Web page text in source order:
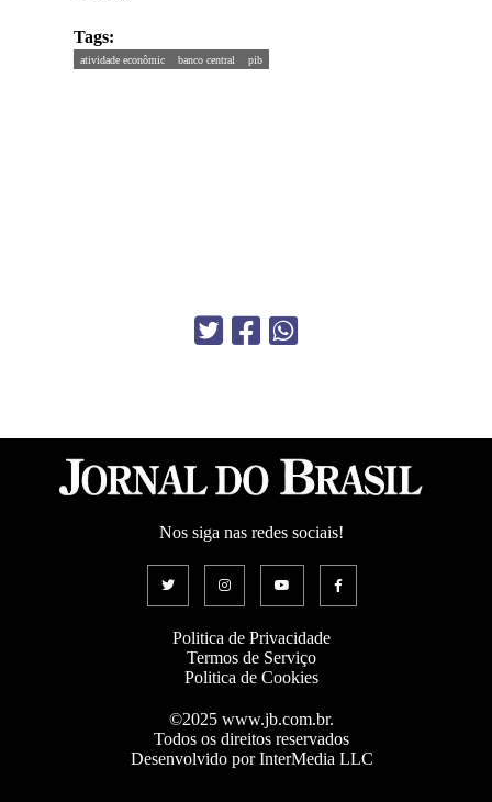
Tags:
atividade econômic banco central pib
Nos siga nas redes sociais!
Politica de Privacidade
Termos de Serviço
Politica de Cookies
©2025 www.jb.com.br.
Todos os direitos reservados
Desenvolvido por InterMedia LLC